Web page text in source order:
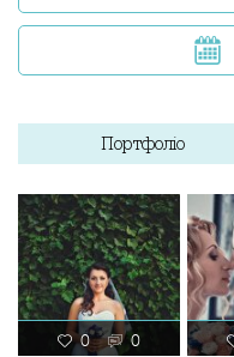
Портфоліо
0 0